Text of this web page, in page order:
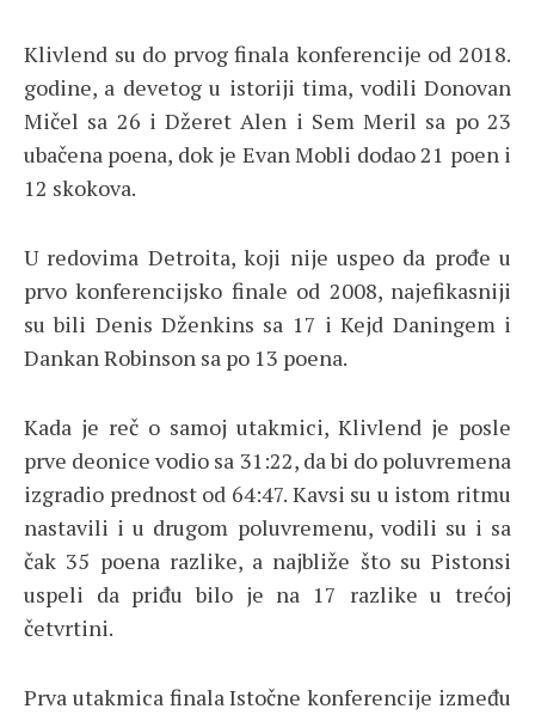
Klivlend su do prvog finala konferencije od 2018.
godine, a devetog u istoriji tima, vodili Donovan
Mičel sa 26 i Džeret Alen i Sem Meril sa po 23
ubačena poena, dok je Evan Mobli dodao 21 poen i
12 skokova.
U redovima Detroita, koji nije uspeo da prođe u
prvo konferencijsko finale od 2008, najefikasniji
su bili Denis Dženkins sa 17 i Kejd Daningem i
Dankan Robinson sa po 13 poena.
Kada je reč o samoj utakmici, Klivlend je posle
prve deonice vodio sa 31:22, da bi do poluvremena
izgradio prednost od 64:47. Kavsi su u istom ritmu
nastavili i u drugom poluvremenu, vodili su i sa
čak 35 poena razlike, a najbliže što su Pistonsi
uspeli da priđu bilo je na 17 razlike u trećoj
četvrtini.
Prva utakmica finala Istočne konferencije između